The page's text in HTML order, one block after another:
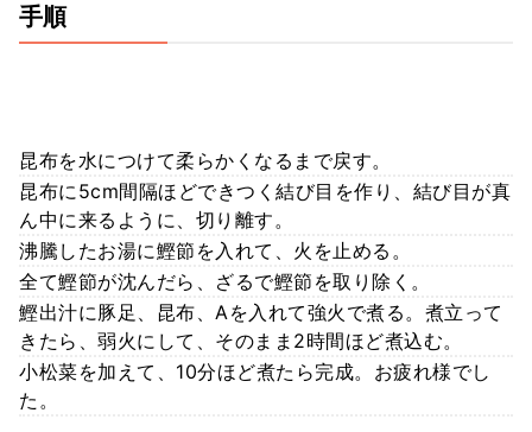
手順
昆布を水につけて柔らかくなるまで戻す。
昆布に5cm間隔ほどできつく結び目を作り、結び目が真
ん中に来るように、切り離す。
沸騰したお湯に鰹節を入れて、火を止める。
全て鰹節が沈んだら、ざるで鰹節を取り除く。
鰹出汁に豚足、昆布、Aを入れて強火で煮る。煮立って
きたら、弱火にして、そのまま2時間ほど煮込む。
小松菜を加えて、10分ほど煮たら完成。お疲れ様でし
た。